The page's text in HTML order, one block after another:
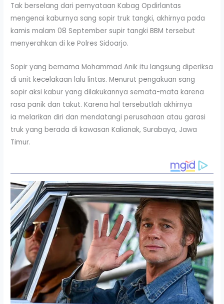
Tak berselang dari pernyataan Kabag Opdirlantas
mengenai kaburnya sang sopir truk tangki, akhirnya pada
kamis malam 08 September supir tangki BBM tersebut
menyerahkan di ke Polres Sidoarjo.
Sopir yang bernama Mohammad Anik itu langsung diperiksa
di unit kecelakaan lalu lintas. Menurut pengakuan sang
sopir aksi kabur yang dilakukannya semata-mata karena
rasa panik dan takut. Karena hal tersebutlah akhirnya
ia melarikan diri dan mendatangi perusahaan atau garasi
truk yang berada di kawasan Kalianak, Surabaya, Jawa
Timur.